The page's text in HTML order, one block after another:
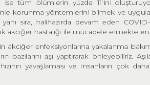
ise tüm ölümlerin yüzde 11'ini
korunma yöntemlerini bilmek ve
sıra, halihazırda devam eden COVID-
akciğer hastalığı ile mücadele etmekte en
akciğer enfeksiyonlarına yakalanma
bazılarını aşı yaptırarak önleyebiliriz.
yavaşlaması ve insanların çok